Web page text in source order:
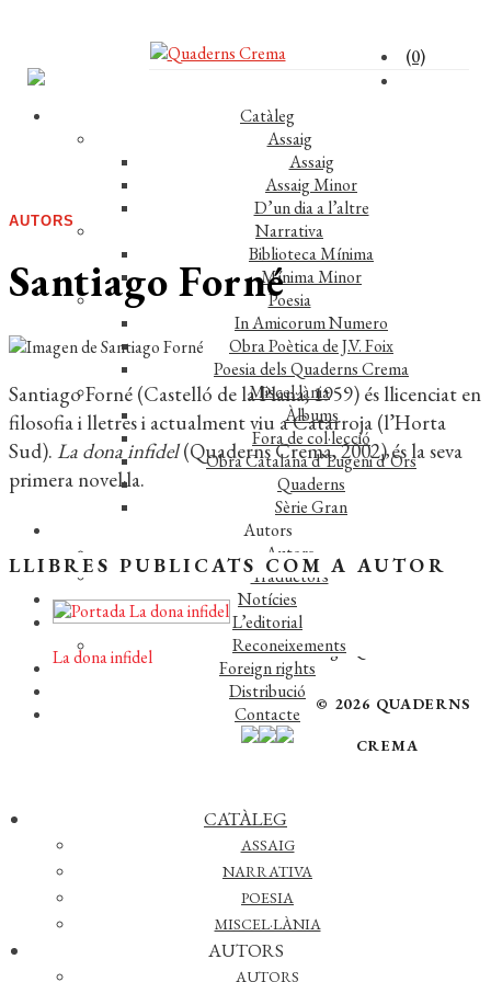
(0)
Catàleg
Assaig
Assaig
Assaig Minor
D’un dia a l’altre
Narrativa
Biblioteca Mínima
Mínima Minor
Poesia
In Amicorum Numero
Obra Poètica de J.V. Foix
Poesia dels Quaderns Crema
Miscel·lània
Àlbums
Fora de col·lecció
Obra Catalana d’Eugeni d’Ors
Quaderns
Sèrie Gran
Autors
Autors
Traductors
Notícies
L’editorial
Reconeixements
Foreign rights
Distribució
Contacte
CATÀLEG
ASSAIG
NARRATIVA
POESIA
MISCEL·LÀNIA
AUTORS
AUTORS
AUTORS
Santiago Forné
Santiago Forné (Castelló de la Plana, 1959) és llicenciat en
filosofia i lletres i actualment viu a Catarroja (l’Horta
Sud). La dona infidel(Quaderns Crema, 2002) és la seva
primera novel·la.
LLIBRES PUBLICATS COM A AUTOR
La dona infidel
© 2026 QUADERNS
CREMA
DESCARREGAR CATÀLEG
POLÍTICA DE PRIVACITAT
WEB DESENVOLUPAT PER WÉBICO EDITORIAL